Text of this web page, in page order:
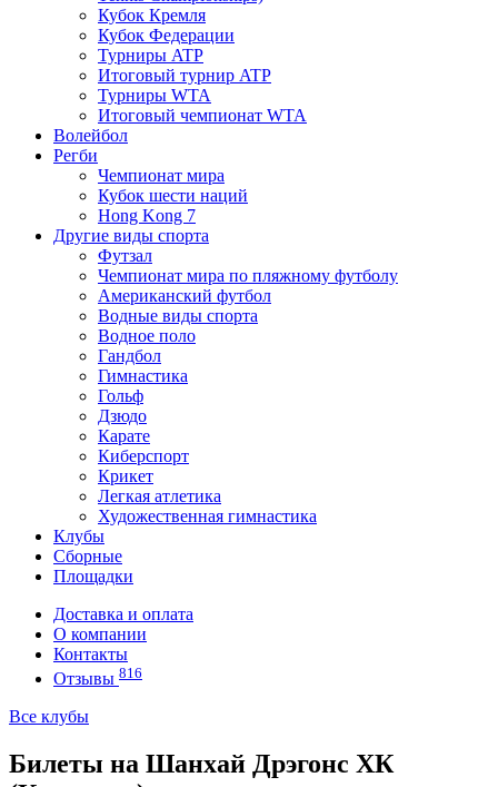
Кубок Кремля
Кубок Федерации
Турниры ATP
Итоговый турнир ATP
Турниры WTA
Итоговый чемпионат WTA
Волейбол
Регби
Чемпионат мира
Кубок шести наций
Hong Kong 7
Другие виды спорта
Футзал
Чемпионат мира по пляжному футболу
Американский футбол
Водные виды спорта
Водное поло
Гандбол
Гимнастика
Гольф
Дзюдо
Карате
Киберспорт
Крикет
Легкая атлетика
Художественная гимнастика
Клубы
Сборные
Площадки
Доставка и оплата
О компании
Контакты
Отзывы 816
Все клубы
Билеты на Шанхай Дрэгонс ХК